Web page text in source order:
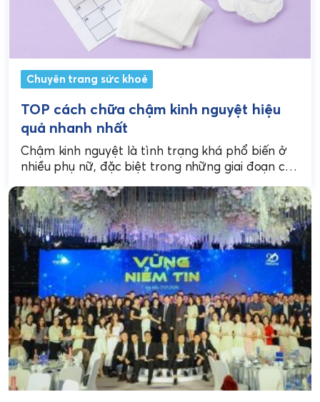
Chuyên trang sức khoẻ
TOP cách chữa chậm kinh nguyệt hiệu
quả nhanh nhất
Chậm kinh nguyệt là tình trạng khá phổ biến ở
nhiều phụ nữ, đặc biệt trong những giai đoạn cơ